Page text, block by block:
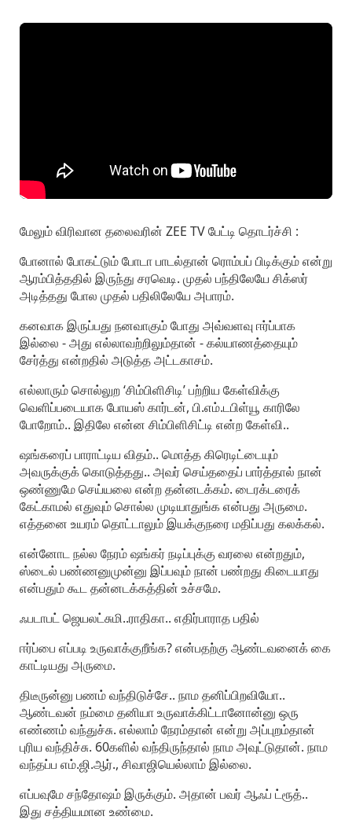
மேலும் விரிவான தலைவரின் ZEE TV பேட்டி தொடர்ச்சி :
போனால் போகட்டும் போடா பாடல்தான் ரொம்பப் பிடிக்கும் என்று
ஆரம்பித்ததில் இருந்து சரவெடி. முதல் பந்திலேயே சிக்ஸர்
அடித்தது போல முதல் பதிலிலேயே அபாரம்.
கனவாக இருப்பது நனவாகும் போது அவ்வளவு ஈர்ப்பாக
இல்லை - அது எல்லாவற்றிலும்தான் - கல்யாணத்தையும்
சேர்த்து என்றதில் அடுத்த அட்டகாசம்.
எல்லாரும் சொல்லுற ‘சிம்பிளிசிடி’ பற்றிய கேள்விக்கு
வெளிப்படையாக போயஸ் கார்டன், பி.எம்.டபிள்யூ காரிலே
போறோம்.. இதிலே என்ன சிம்பிளிசிட்டி என்ற கேள்வி..
ஷங்கரைப் பாராட்டிய விதம்.. மொத்த கிரெடிட்டையும்
அவருக்குக் கொடுத்தது.. அவர் செய்ததைப் பார்த்தால் நான்
ஒண்ணுமே செய்யலை என்ற தன்னடக்கம். டைரக்டரைக்
கேட்காமல் எதுவும் சொல்ல முடியாதுங்க என்பது அருமை.
எத்தனை உயரம் தொட்டாலும் இயக்குநரை மதிப்பது கலக்கல்.
என்னோட நல்ல நேரம் ஷங்கர் நடிப்புக்கு வரலை என்றதும்,
ஸ்டைல் பண்ணனுமுன்னு இப்பவும் நான் பண்றது கிடையாது
என்பதும் கூட தன்னடக்கத்தின் உச்சமே.
ஃபடாபட் ஜெயலட்சுமி..ராதிகா.. எதிர்பாராத பதில்
ஈர்ப்பை எப்படி உருவாக்குறீங்க? என்பதற்கு ஆண்டவனைக் கை
காட்டியது அருமை.
திடீருன்னு பணம் வந்திடுச்சே.. நாம தனிப்பிறவியோ..
ஆண்டவன் நம்மை தனியா உருவாக்கிட்டானோன்னு ஒரு
எண்ணம் வந்துச்சு. எல்லாம் நேரம்தான் என்று அப்புறம்தான்
புரிய வந்திச்சு. 60களில் வந்திருந்தால் நாம அவுட்டுதான். நாம
வந்தப்ப எம்.ஜி.ஆர்., சிவாஜியெல்லாம் இல்லை.
எப்பவுமே சந்தோஷம் இருக்கும். அதான் பவர் ஆஃப் ட்ரூத்..
இது சத்தியமான உண்மை.